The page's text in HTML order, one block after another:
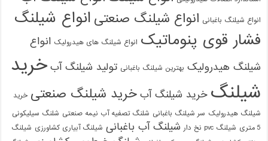
انواع شیلنگ باغبانی انواع شیلنگ صنعتی انواع شیلنگ
فشار قوی پنوماتیک انواع شیلنگ های هیدرولیک انواع
شیلنگ هیدرولیک بهترین شیلنگ باغبانی تولید شیلنگ آب خرید
شیلنگ خرید شیلنگ آب خرید شیلنگ صنعتی خرید
شیلنگ هیدرولیک سر شیلنگ باغبانی شلنگ تصفیه آب نیمه صنعتی شلنگ سیلیکونی
5 متری
شیلنگ pvc نخ دار شیلنگ آب باغبانی شیلنگ آبیاری کشاورزی شیلنگ